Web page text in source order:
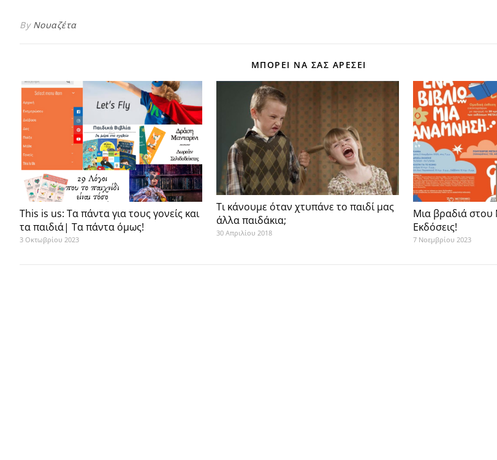
By Νουαζέτα
ΜΠΟΡΕΊ ΝΑ ΣΑΣ ΑΡΕΣΕΙ
This is us: Τα πάντα για τους γονείς και
τα παιδιά| Τα πάντα όμως!
3 Οκτωβρίου 2023
Τι κάνουμε όταν χτυπάνε το παιδί μας
άλλα παιδάκια;
30 Απριλίου 2018
Μια βραδιά στου
Εκδόσεις!
7 Νοεμβρίου 2023